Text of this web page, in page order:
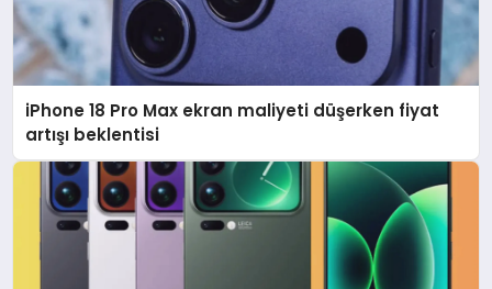
iPhone 18 Pro Max ekran maliyeti düşerken fiyat
artışı beklentisi